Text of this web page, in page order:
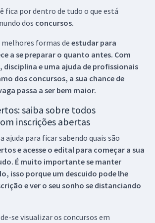
fica por dentro de tudo o que está
dos concursos.
melhores formas de estudar para
a se preparar o quanto antes. Com
e uma ajuda de profissionais
dos concursos, a sua chance de
passa a ser bem maior.
saiba sobre todos
inscrições abertas
ajuda para ficar sabendo quais são
e acesse o edital para começar a sua
É muito importante se manter
isso porque um descuido pode lhe
e ver o seu sonho se distanciando
se visualizar os concursos em